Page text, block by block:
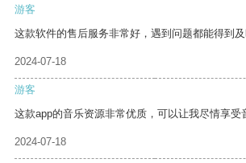
游客
这款软件的售后服务非常好，遇到问题都能得到及
2024-07-18
游客
这款app的音乐资源非常优质，可以让我尽情享受
2024-07-18